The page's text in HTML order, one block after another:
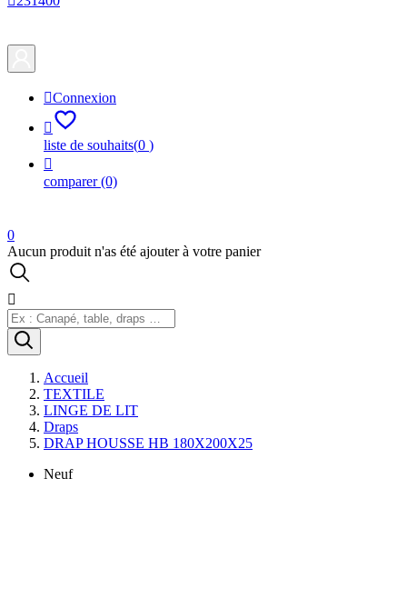
Connexion

liste de souhaits(0 )

comparer(0)
0
Aucun produit n'as été ajouter à votre panier

Accueil
TEXTILE
LINGE DE LIT
Draps
DRAP HOUSSE HB 180X200X25
Neuf